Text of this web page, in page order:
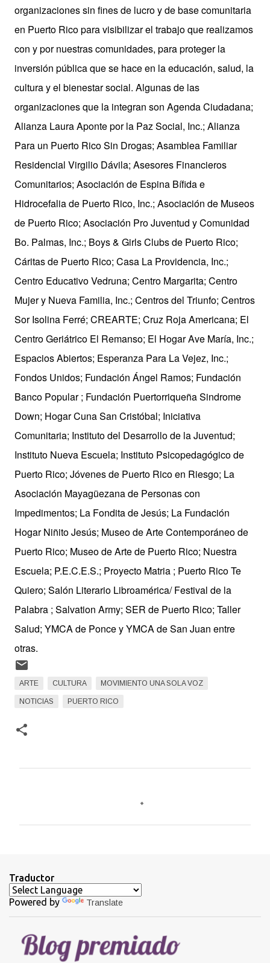
organizaciones sin fines de lucro y de base comunitaria
en Puerto Rico para visibilizar el trabajo que realizamos
con y por nuestras comunidades, para proteger la
inversión pública que se hace en la educación, salud, la
cultura y el bienestar social. Algunas de las
organizaciones que la integran son Agenda Ciudadana;
Alianza Laura Aponte por la Paz Social, Inc.; Alianza
Para un Puerto Rico Sin Drogas; Asamblea Familiar
Residencial Virgilio Dávila; Asesores Financieros
Comunitarios; Asociación de Espina Bífida e
Hidrocefalia de Puerto Rico, Inc.; Asociación de Museos
de Puerto Rico; Asociación Pro Juventud y Comunidad
Bo. Palmas, Inc.; Boys & Girls Clubs de Puerto Rico;
Cáritas de Puerto Rico; Casa La Providencia, Inc.;
Centro Educativo Vedruna; Centro Margarita; Centro
Mujer y Nueva Familia, Inc.; Centros del Triunfo; Centros
Sor Isolina Ferré; CREARTE; Cruz Roja Americana; El
Centro Geriátrico El Remanso; El Hogar Ave María, Inc.;
Espacios Abiertos; Esperanza Para La Vejez, Inc.;
Fondos Unidos; Fundación Ángel Ramos; Fundación
Banco Popular ; Fundación Puertorriqueña Sindrome
Down; Hogar Cuna San Cristóbal; Iniciativa
Comunitaria; Instituto del Desarrollo de la Juventud;
Instituto Nueva Escuela; Instituto Psicopedagógico de
Puerto Rico; Jóvenes de Puerto Rico en Riesgo; La
Asociación Mayagüezana de Personas con
Impedimentos; La Fondita de Jesús; La Fundación
Hogar Niñito Jesús; Museo de Arte Contemporáneo de
Puerto Rico; Museo de Arte de Puerto Rico; Nuestra
Escuela; P.E.C.E.S.; Proyecto Matria ; Puerto Rico Te
Quiero; Salón Literario Libroamérica/ Festival de la
Palabra ; Salvation Army; SER de Puerto Rico; Taller
Salud; YMCA de Ponce y YMCA de San Juan entre
otras.
ARTE CULTURA MOVIMIENTO UNA SOLA VOZ
NOTICIAS PUERTO RICO
a
r
o
s
Traductor
Powered by Translate